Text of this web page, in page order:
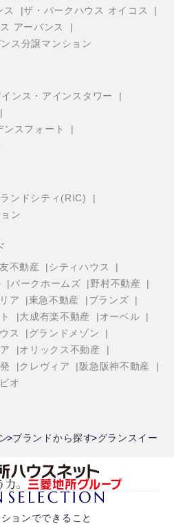
ス
ザ・パークハウス オイコス
アーバンス
ス分譲マンション
インス・アインスタワー
ンスフォート
ンドシティ(RIC)
ン
不動産
シティハウス
パークホームズ
野村不動産
ア 東急不動産
ブランズ
大成有楽不動産
オーベル
ス
グランドメゾン
オリックス不動産
クレヴィア
阪急阪神不動産
オ
ブランドから探す グランスイート
ョンでできること